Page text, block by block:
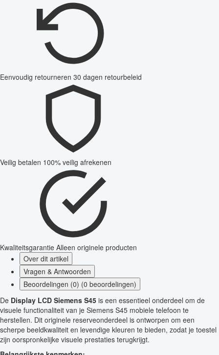
Eenvoudig retourneren 30 dagen retourbeleid
Veilig betalen 100% veilig afrekenen
Kwaliteitsgarantie Alleen originele producten
Over dit artikel
Vragen & Antwoorden
Beoordelingen (0) (0 beoordelingen)
De Display LCD Siemens S45 is een essentieel onderdeel om de
visuele functionaliteit van je Siemens S45 mobiele telefoon te
herstellen. Dit originele reserveonderdeel is ontworpen om een
scherpe beeldkwaliteit en levendige kleuren te bieden, zodat je toestel
zijn oorspronkelijke visuele prestaties terugkrijgt.